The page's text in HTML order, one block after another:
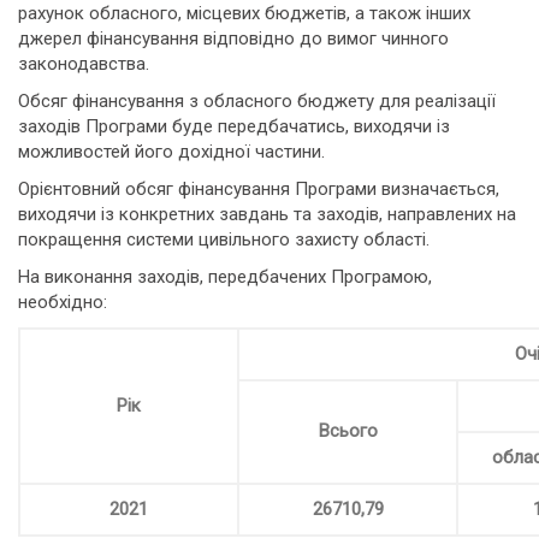
рахунок обласного, місцевих бюджетів, а також інших
джерел фінансування відповідно до вимог чинного
законодавства.
Обсяг фінансування з обласного бюджету для реалізації
заходів Програми буде передбачатись, виходячи із
можливостей його дохідної частини.
Орієнтовний обсяг фінансування Програми визначається,
виходячи із конкретних завдань та заходів, направлених на
покращення системи цивільного захисту області.
На виконання заходів, передбачених Програмою,
необхідно:
Рік
Всього
2021 26710,79